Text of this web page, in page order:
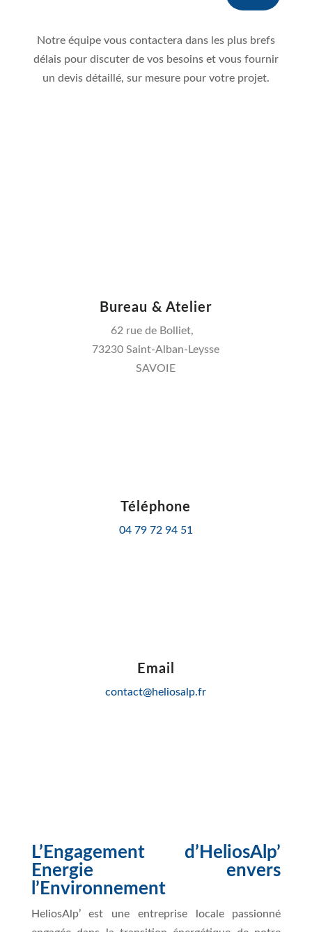
Notre équipe vous contactera dans les plus brefs
délais pour discuter de vos besoins et vous fournir
un devis détaillé, sur mesure pour votre projet.
Bureau & Atelier
62 rue de Bolliet,
73230 Saint-Alban-Leysse
SAVOIE
Téléphone
04 79 72 94 51
Email
contact@heliosalp.fr
L’Engagement d’HeliosAlp’
Energie envers
l’Environnement
HeliosAlp’ est une entreprise locale passionné